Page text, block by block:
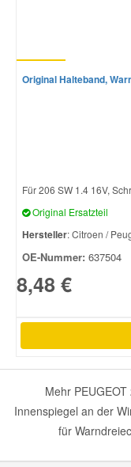
Original Halteband,
Für 206 SW 1.4 16V,
Original Ersatzteil
Hersteller: Citroen /
OE-Nummer: 637504
8,48 €
Mehr
Innenspiegel an der
für